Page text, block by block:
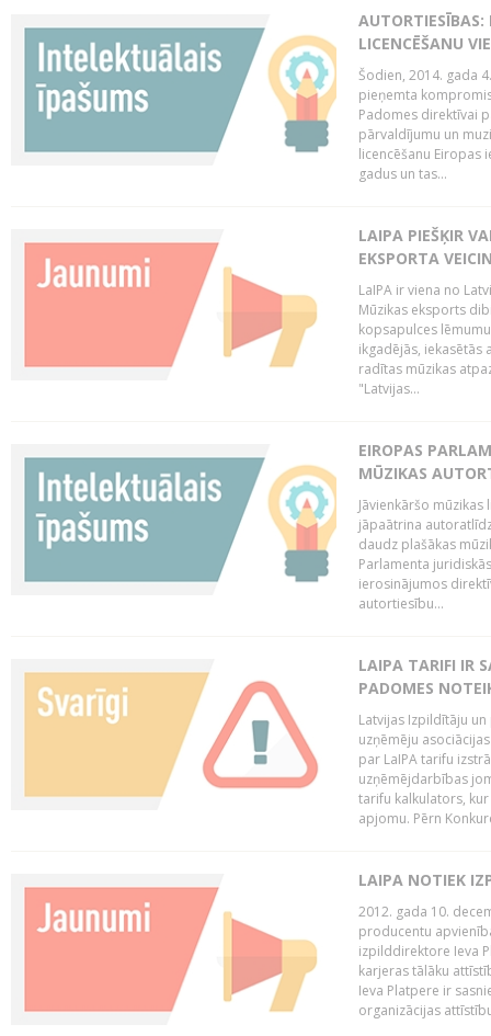
AUTORTIESĪBAS:
LICENCĒŠANU
Šodien, 2014. gada
pieņemta
Padomes direktīvai
pārvaldījumu un
licencēšanu Eiropas
gadus un tas...
LAIPA PIEŠĶIR
EKSPORTA
LaIPA ir viena no
Mūzikas eksports
kopsapulces
ikgadējās, iekasētās
radītas mūzikas
"Latvijas...
EIROPAS
MŪZIKAS
Jāvienkāršo
jāpaātrina
daudz plašākas
Parlamenta
ierosinājumos
autortiesību...
LAIPA TARIFI IR
PADOMES
Latvijas Izpildītāju
uzņēmēju
par LaIPA tarifu
uzņēmējdarbības
tarifu kalkulators,
apjomu. Pērn
LAIPA NOTIEK
2012. gada 10.
producentu
izpilddirektore Ieva
karjeras tālāku
Ieva Platpere ir
organizācijas